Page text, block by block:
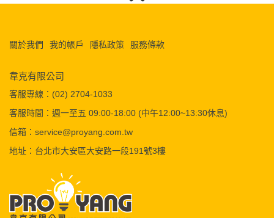
關於我們 我的帳戶 隱私政策 服務條款
韋克有限公司
客服專線：(02) 2704-1033
客服時間：週一至五 09:00-18:00 (中午12:00~13:30休息)
信箱：service@proyang.com.tw
地址：台北市大安區大安路一段191號3樓